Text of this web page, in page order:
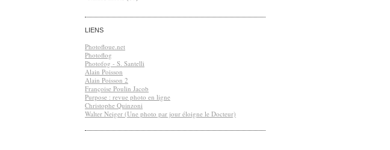
LIENS
Photofloue.net
Photoflog
Photofog - S. Santelli
Alain Poisson
Alain Poisson 2
Françoise Poulin Jacob
Purpose : revue photo en ligne
Christophe Quinzoni
Walter Neiger (Une photo par jour éloigne le Docteur)